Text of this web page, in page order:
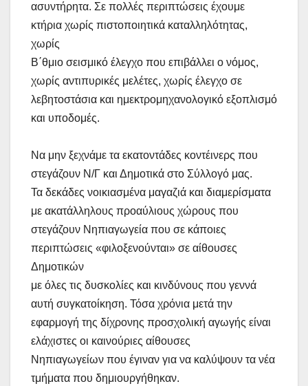
ασυντήρητα. Σε πολλές περιπτώσεις έχουμε
κτήρια χωρίς πιστοποιητικά καταλληλότητας,
χωρίς
Β΄θμιο σεισμικό έλεγχο που επιβάλλει ο νόμος,
χωρίς αντιπυρικές μελέτες, χωρίς έλεγχο σε
λεβητοστάσια και ημεκτρομηχανολογικό εξοπλισμό
και υποδομές.
Να μην ξεχνάμε τα εκατοντάδες κοντέινερς που
στεγάζουν Ν/Γ και Δημοτικά στο Σύλλογό μας.
Τα δεκάδες νοικιασμένα μαγαζιά και διαμερίσματα
με ακατάλληλους προαύλιους χώρους που
στεγάζουν Νηπιαγωγεία που σε κάποιες
περιπτώσεις «φιλοξενούνται» σε αίθουσες
Δημοτικών
με όλες τις δυσκολίες και κινδύνους που γεννά
αυτή συγκατοίκηση. Τόσα χρόνια μετά την
εφαρμογή της δίχρονης προσχολική αγωγής είναι
ελάχιστες οι καινούριες αίθουσες
Νηπιαγωγείων που έγιναν για να καλύψουν τα νέα
τμήματα που δημιουργήθηκαν.